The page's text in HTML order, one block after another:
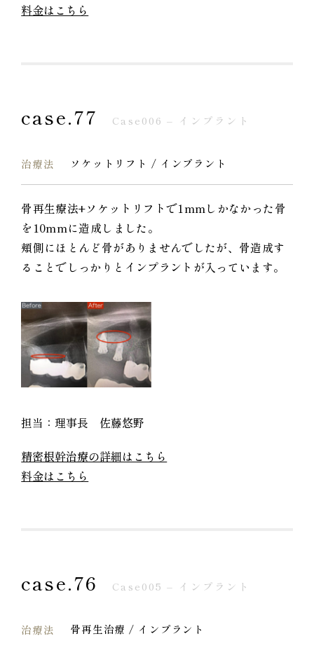
料金はこちら
case.77 Case006 – インプラント
治療法 ソケットリフト / インプラント
骨再生療法+ソケットリフトで1mmしかなかった骨
を10mmに造成しました。
頬側にほとんど骨がありませんでしたが、骨造成す
ることでしっかりとインプラントが入っています。
担当：理事長 佐藤悠野
精密根幹治療の詳細はこちら
料金はこちら
case.76 Case005 – インプラント
治療法 骨再生治療 / インプラント